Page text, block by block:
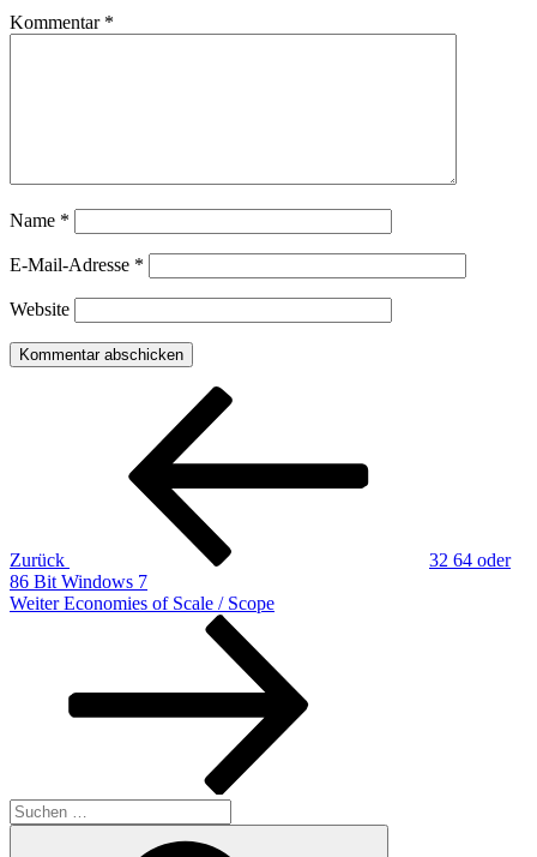
Kommentar *
Name *
E-Mail-Adresse *
Website
Beitragsnavigation
Zurück
32 64 oder
86 Bit Windows 7
Nächster
Weiter Economies of Scale / Scope
Suchen
nach: